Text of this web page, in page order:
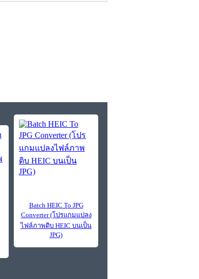
Batch HEIC To JPG
Converter (โปรแกมแปลง
ไฟล์ภาพดิบ HEIC บนเป็น
JPG)